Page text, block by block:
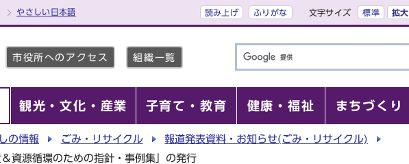
やさしい日本語 読み上げ ふりがな 文字サイズ 標準 拡大
市役所へのアクセス 組織一覧
観光・文化・産業 子育て・教育 健康・福祉 まちづくり
の情報 ごみ・リサイクル
報道発表資料・お知らせ(ごみ・リサイクル)
資源循環のための指針・事例集」の発行